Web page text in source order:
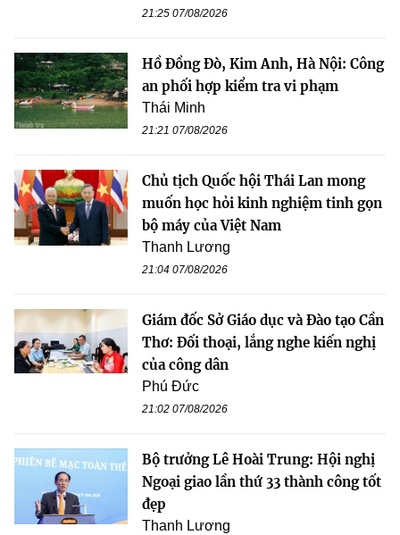
21:25 07/08/2026
Hồ Đồng Đò, Kim Anh, Hà Nội: Công
an phối hợp kiểm tra vi phạm
Thái Minh
21:21 07/08/2026
Chủ tịch Quốc hội Thái Lan mong
muốn học hỏi kinh nghiệm tinh gọn
bộ máy của Việt Nam
Thanh Lương
21:04 07/08/2026
Giám đốc Sở Giáo dục và Đào tạo Cần
Thơ: Đối thoại, lắng nghe kiến nghị
của công dân
Phú Đức
21:02 07/08/2026
Bộ trưởng Lê Hoài Trung: Hội nghị
Ngoại giao lần thứ 33 thành công tốt
đẹp
Thanh Lương